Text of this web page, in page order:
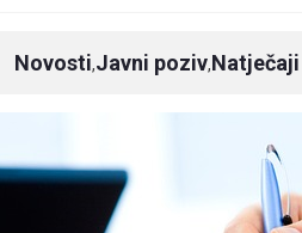
Novosti,Javni poziv,Natječaji